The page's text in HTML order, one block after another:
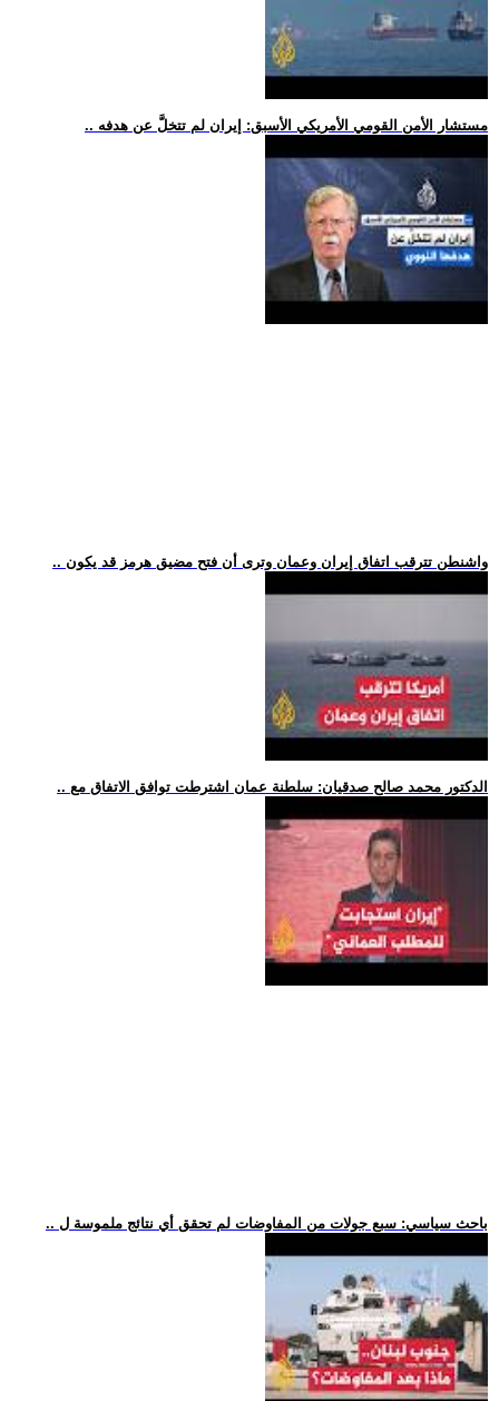
.. مستشار الأمن القومي الأمريكي الأسبق: إيران لم تتخلَّ عن هدفه
.. واشنطن تترقب اتفاق إيران وعمان وترى أن فتح مضيق هرمز قد يكون
.. الدكتور محمد صالح صدقيان: سلطنة عمان اشترطت توافق الاتفاق مع
.. باحث سياسي: سبع جولات من المفاوضات لم تحقق أي نتائج ملموسة ل